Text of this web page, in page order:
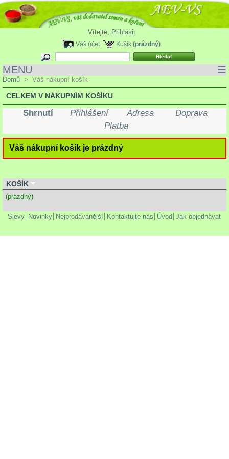
Vítejte, Přihlásit
Košík (prázdný)
Váš účet
MENU ☰
Domů > Váš nákupní košík
CELKEM V NÁKUPNÍM KOŠÍKU
Shrnutí Přihlášení Adresa
Doprava
Platba
Váš nákupní košík je prázdný
KOŠÍK
(prázdný)
Slevy Novinky Nejprodávanější Kontaktujte nás Úvod Jak objednávat